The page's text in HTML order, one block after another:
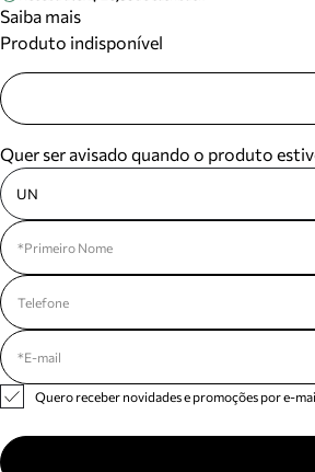
Saiba mais
Produto indisponível
Quer ser avisado quando o produto
UN
Quero receber novidades e promoções por e-